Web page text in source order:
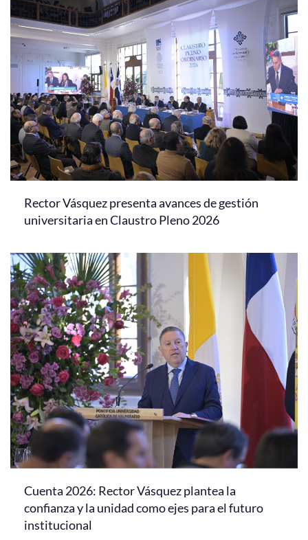
Rector Vásquez presenta avances de gestión
universitaria en Claustro Pleno 2026
Cuenta 2026: Rector Vásquez plantea la
confianza y la unidad como ejes para el futuro
institucional